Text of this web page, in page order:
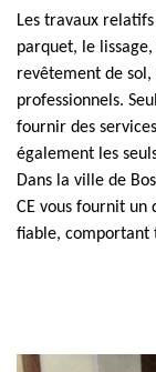
Les travaux
parquet, le
revêtement de
professionnels.
fournir des
également les
Dans la ville de
CE vous fournit un
fiable, comportant